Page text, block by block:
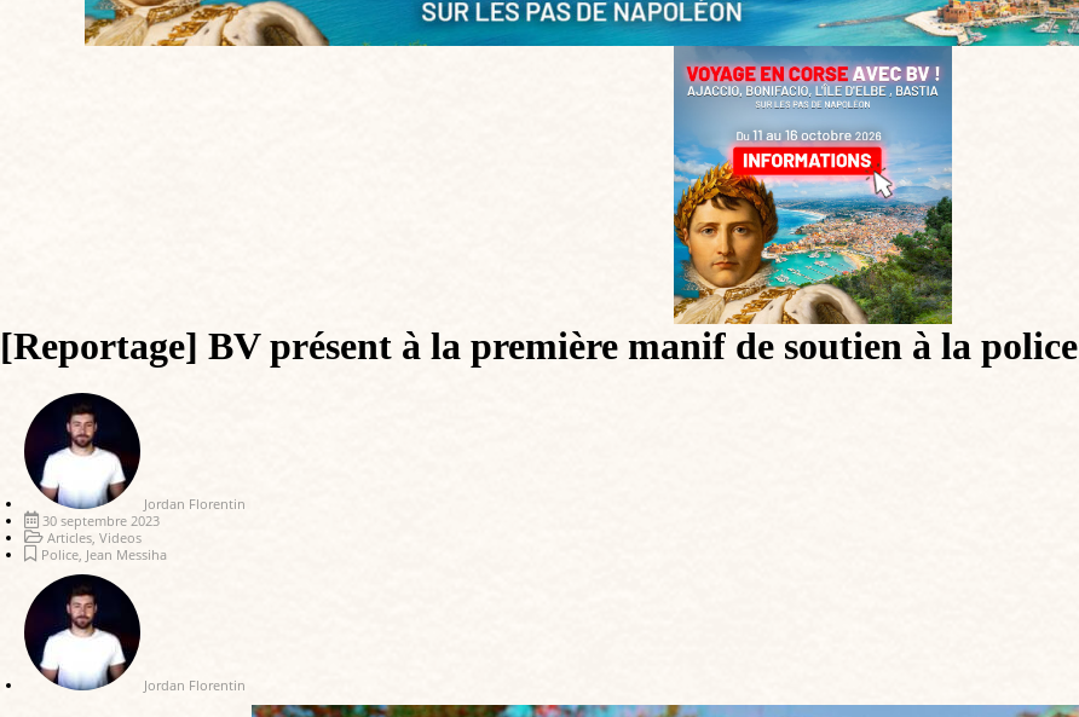
[Reportage] BV présent à la première manif de soutien à la police
Jordan Florentin
30 septembre 2023
Articles Videos
Police Jean Messiha
Jordan Florentin